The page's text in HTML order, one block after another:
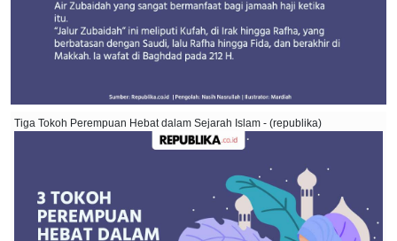
Tiga Tokoh Perempuan Hebat dalam Sejarah Islam - (republika)